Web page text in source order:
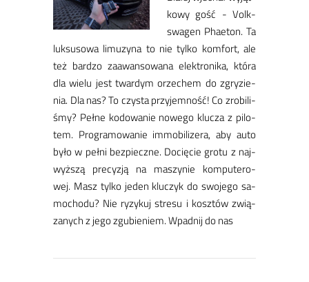
ko­wy gość - Volk­
swa­gen Pha­eton. Ta
luk­su­so­wa li­mu­zy­na to nie tyl­ko kom­fort, ale
też bar­dzo za­awan­so­wa­na elek­tro­ni­ka, któ­ra
dla wie­lu jest twar­dym orze­chem do zgry­zie­
nia. Dla nas? To czy­sta przy­jem­ność! Co zro­bi­li­
śmy? Peł­ne ko­do­wa­nie no­we­go klu­cza z pi­lo­
tem. Pro­gra­mo­wa­nie im­mo­bi­li­ze­ra, aby au­to
by­ło w peł­ni bez­piecz­ne. ​Do­cię­cie gro­tu z naj­
wyż­szą pre­cy­zją na ma­szy­nie kom­pu­te­ro­
wej. Masz tyl­ko je­den klu­czyk do swo­je­go sa­
mo­cho­du? Nie ry­zy­kuj stre­su i kosz­tów zwią­
za­nych z je­go zgu­bie­niem. Wpad­nij do nas